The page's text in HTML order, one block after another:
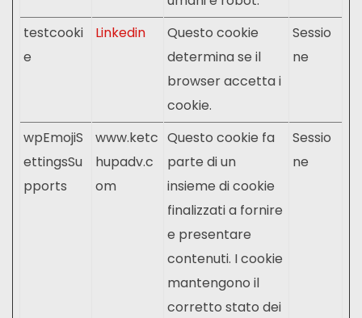
testcooki
e
Linkedin
Questo cookie
determina se il
browser accetta i
cookie.
Sessio
ne
wpEmojiS
ettingsSu
pports
www.ketc
hupadv.c
om
Questo cookie fa
parte di un
insieme di cookie
finalizzati a fornire
e presentare
contenuti. I cookie
mantengono il
corretto stato dei
Sessio
ne